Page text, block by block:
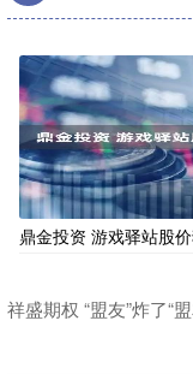
鼎金投资 游戏驿站股
祥盛期权 “盟友”炸了“盟